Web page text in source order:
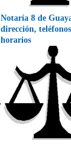
Notaría 8 de
dirección,
horarios